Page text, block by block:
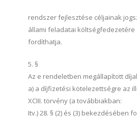
rendszer fejlesztése céljainak
állami feladatai költségfedezetére
fordíthatja.
5. §
Az e rendeletben megállapított
a) a díjfizetési kötelezettségre az
XCIII. törvény (a továbbiakban:
Itv.) 28. § (2) és (3) bekezdésében